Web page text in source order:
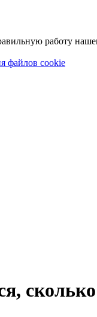
работу
файлов cookie